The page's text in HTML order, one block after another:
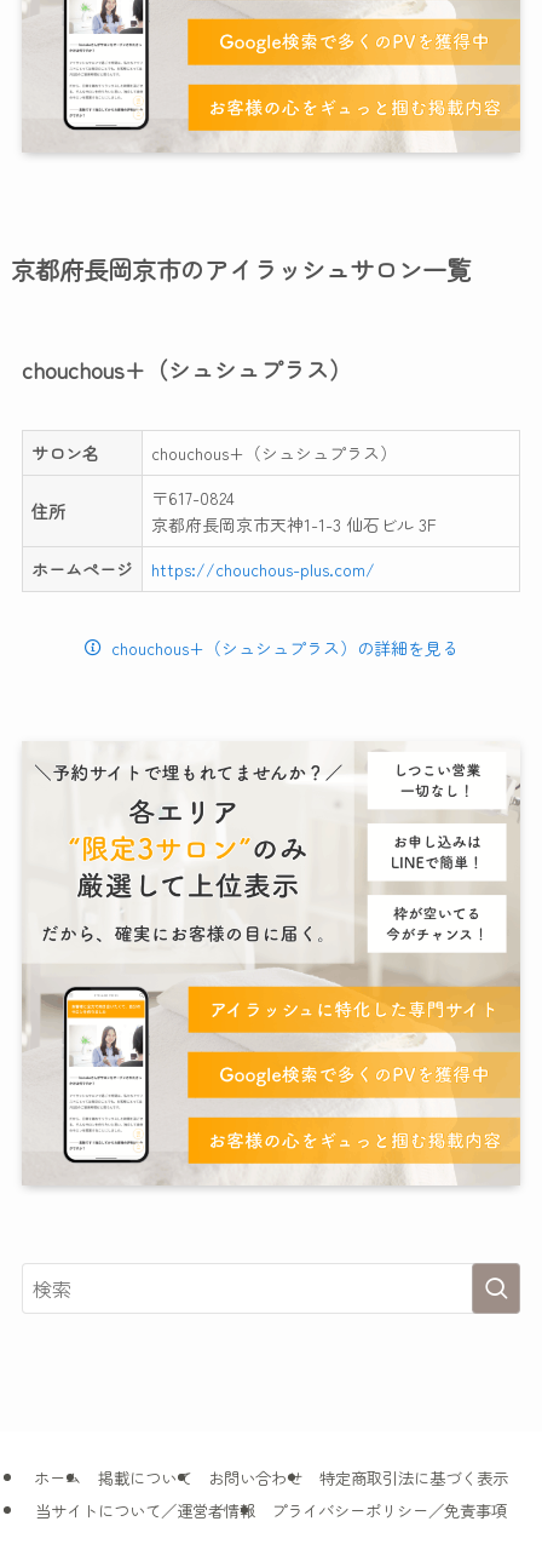
京都府長岡京市のアイラッシュサロン一覧
chouchous+（シュシュプラス）
サロン名 chouchous+（シュシュプラス）
住所
〒617-0824
京都府長岡京市天神1-1-3 仙石ビル 3F
ホームページ
https://chouchous-plus.com/
chouchous+（シュシュプラス）の詳細を見る
ホーム 掲載について お問い合わせ
特定商取引法に基づく表示
当サイトについて／運営者情報
プライバシーポリシー／免責事項